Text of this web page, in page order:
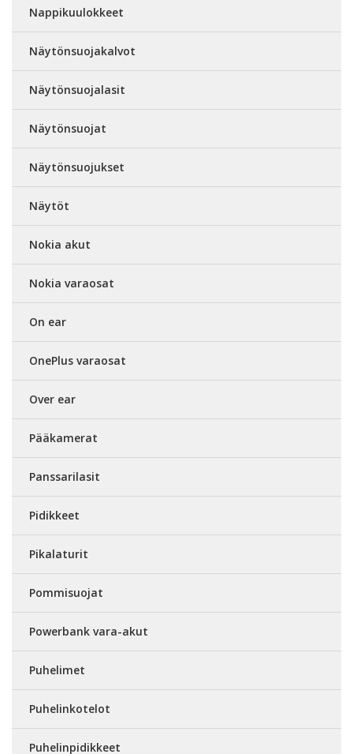
Nappikuulokkeet
Näytönsuojakalvot
Näytönsuojalasit
Näytönsuojat
Näytönsuojukset
Näytöt
Nokia akut
Nokia varaosat
On ear
OnePlus varaosat
Over ear
Pääkamerat
Panssarilasit
Pidikkeet
Pikalaturit
Pommisuojat
Powerbank vara-akut
Puhelimet
Puhelinkotelot
Puhelinpidikkeet